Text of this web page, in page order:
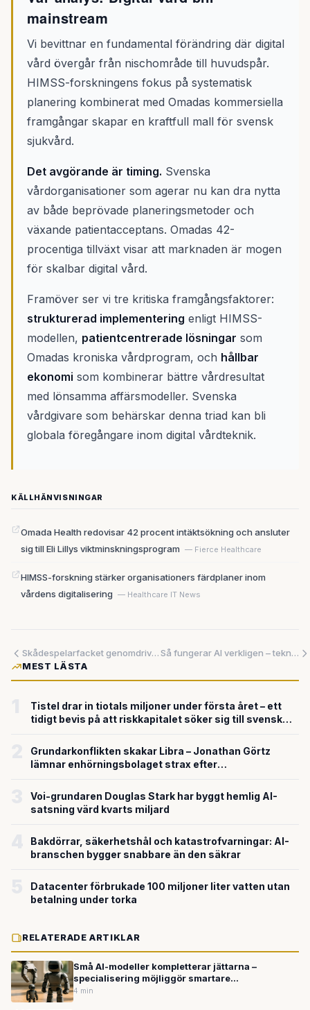
mainstream
Vi bevittnar en fundamental förändring där digital
vård övergår från nischområde till huvudspår.
HIMSS-forskningens fokus på systematisk
planering kombinerat med Omadas kommersiella
framgångar skapar en kraftfull mall för svensk
sjukvård.
Det avgörande är timing. Svenska
vårdorganisationer som agerar nu kan dra nytta
av både beprövade planeringsmetoder och
växande patientacceptans. Omadas 42-
procentiga tillväxt visar att marknaden är mogen
för skalbar digital vård.
Framöver ser vi tre kritiska framgångsfaktorer:
strukturerad implementering enligt HIMSS-
modellen, patientcentrerade lösningar som
Omadas kroniska vårdprogram, och hållbar
ekonomi som kombinerar bättre vårdresultat
med lönsamma affärsmodeller. Svenska
vårdgivare som behärskar denna triad kan bli
globala föregångare inom digital vårdteknik.
KÄLLHÄNVISNINGAR
Omada Health redovisar 42 procent intäktsökning och ansluter
sig till Eli Lillys viktminskningsprogram — Fierce Healthcare
HIMSS-forskning stärker organisationers färdplaner inom
vårdens digitalisering — Healthcare IT News
Skådespelarfacket genomdriver AI-skydd – begränsar digitala kopior i Hollywood
Så fungerar AI verkligen – teknikjournalistens år med AI-verktyg avslöjar sanningen
MEST LÄSTA
Tistel drar in tiotals miljoner under första året – ett
tidigt bevis på att riskkapitalet söker sig till svensk
Grundarkonflikten skakar Libra – Jonathan Görtz
lämnar enhörningsbolaget strax efter
Voi-grundaren Douglas Stark har byggt hemlig AI-
satsning värd kvarts miljard
Bakdörrar, säkerhetshål och katastrofvarningar: AI-
branschen bygger snabbare än den säkrar
Datacenter förbrukade 100 miljoner liter vatten utan
betalning under torka
RELATERADE ARTIKLAR
Små AI-modeller kompletterar jättarna –
specialisering möjliggör smartare
arbetsfördelning
4 min